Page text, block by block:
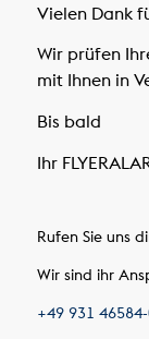
Vielen Dank
Wir prüfen
mit Ihnen in
Bis bald
Ihr
Rufen Sie uns
Wir sind ihr
+49 931